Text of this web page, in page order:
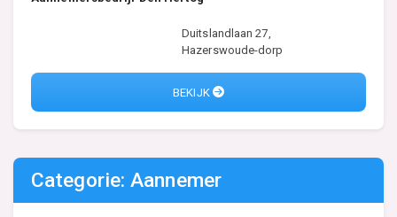
Duitslandlaan 27,
Hazerswoude-dorp
BEKIJK
Categorie: Aannemer